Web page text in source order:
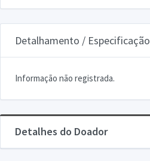
Detalhamento / Especificação
Informação não registrada.
Detalhes do Doador